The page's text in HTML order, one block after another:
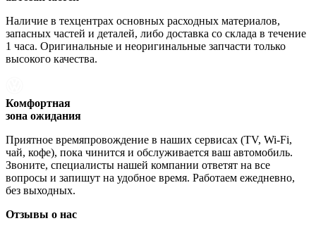
Наличие в техцентрах основных расходных материалов,
запасных частей и деталей, либо доставка со склада в течение
1 часа. Оригинальные и неоригинальные запчасти только
высокого качества.
Комфортная
зона ожидания
Приятное времяпровождение в наших сервисах (TV, Wi-Fi,
чай, кофе), пока чинится и обслуживается ваш автомобиль.
Звоните, специалисты нашей компании ответят на все
вопросы и запишут на удобное время. Работаем ежедневно,
без выходных.
Отзывы о нас